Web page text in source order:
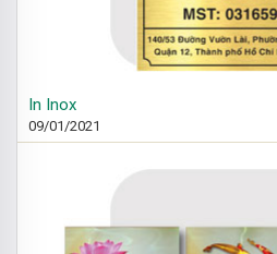
In Inox
09/01/2021